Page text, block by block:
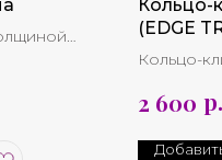
(EDGE
Кольцо-
2 600 р.